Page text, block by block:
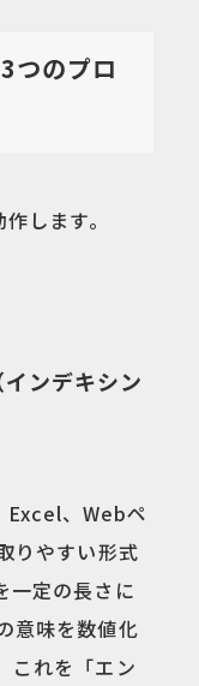
つのプロ
します。
ンデキシン
Excel、Webペ
りやすい形式
一定の長さに
意味を数値化
これを「エン